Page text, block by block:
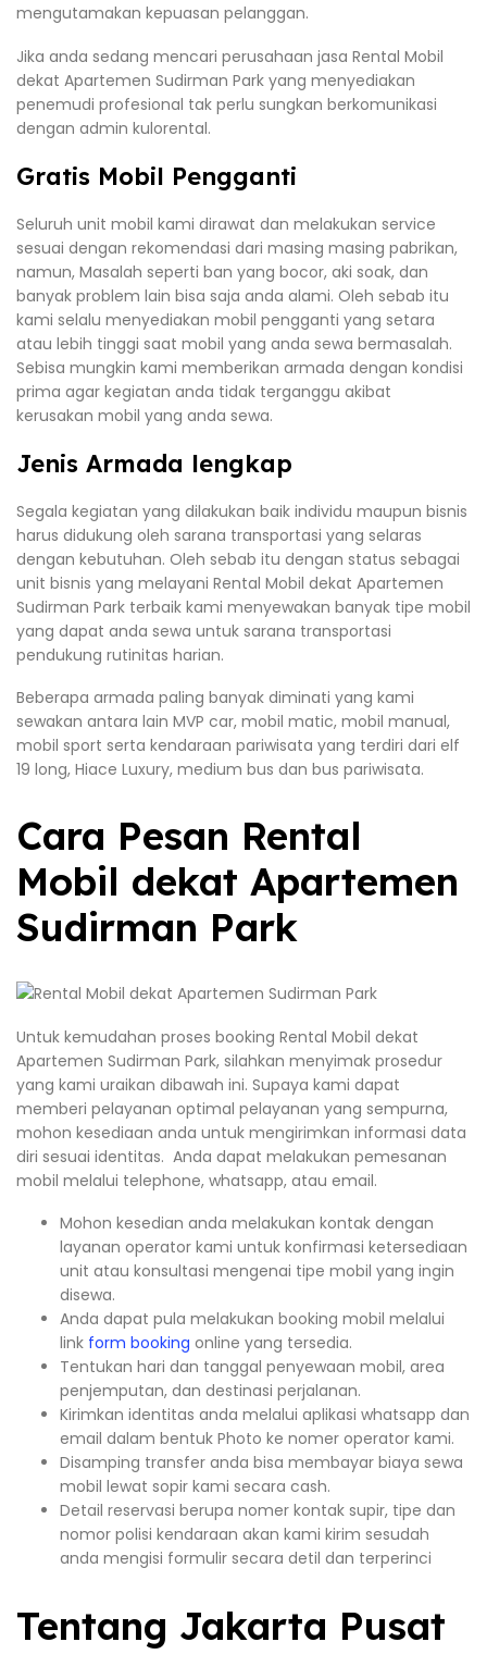
mengutamakan kepuasan pelanggan.
Jika anda sedang mencari perusahaan jasa Rental Mobil
dekat Apartemen Sudirman Park yang menyediakan
penemudi profesional tak perlu sungkan berkomunikasi
dengan admin kulorental.
Gratis Mobil Pengganti
Seluruh unit mobil kami dirawat dan melakukan service
sesuai dengan rekomendasi dari masing masing pabrikan,
namun, Masalah seperti ban yang bocor, aki soak, dan
banyak problem lain bisa saja anda alami. Oleh sebab itu
kami selalu menyediakan mobil pengganti yang setara
atau lebih tinggi saat mobil yang anda sewa bermasalah.
Sebisa mungkin kami memberikan armada dengan kondisi
prima agar kegiatan anda tidak terganggu akibat
kerusakan mobil yang anda sewa.
Jenis Armada lengkap
Segala kegiatan yang dilakukan baik individu maupun bisnis
harus didukung oleh sarana transportasi yang selaras
dengan kebutuhan. Oleh sebab itu dengan status sebagai
unit bisnis yang melayani Rental Mobil dekat Apartemen
Sudirman Park terbaik kami menyewakan banyak tipe mobil
yang dapat anda sewa untuk sarana transportasi
pendukung rutinitas harian.
Beberapa armada paling banyak diminati yang kami
sewakan antara lain MVP car, mobil matic, mobil manual,
mobil sport serta kendaraan pariwisata yang terdiri dari elf
19 long, Hiace Luxury, medium bus dan bus pariwisata.
Cara Pesan Rental
Mobil dekat Apartemen
Sudirman Park
Untuk kemudahan proses booking Rental Mobil dekat
Apartemen Sudirman Park, silahkan menyimak prosedur
yang kami uraikan dibawah ini. Supaya kami dapat
memberi pelayanan optimal pelayanan yang sempurna,
mohon kesediaan anda untuk mengirimkan informasi data
diri sesuai identitas. Anda dapat melakukan pemesanan
mobil melalui telephone, whatsapp, atau email.
Mohon kesedian anda melakukan kontak dengan
layanan operator kami untuk konfirmasi ketersediaan
unit atau konsultasi mengenai tipe mobil yang ingin
disewa.
Anda dapat pula melakukan booking mobil melalui
link form booking online yang tersedia.
Tentukan hari dan tanggal penyewaan mobil, area
penjemputan, dan destinasi perjalanan.
Kirimkan identitas anda melalui aplikasi whatsapp dan
email dalam bentuk Photo ke nomer operator kami.
Disamping transfer anda bisa membayar biaya sewa
mobil lewat sopir kami secara cash.
Detail reservasi berupa nomer kontak supir, tipe dan
nomor polisi kendaraan akan kami kirim sesudah
anda mengisi formulir secara detil dan terperinci
Tentang Jakarta Pusat